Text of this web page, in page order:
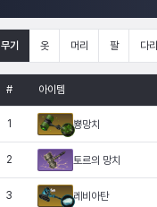
무기 옷 머리 팔 다리
# 아이템
1 뿅망치
2 토르의 망치
3 레비아탄